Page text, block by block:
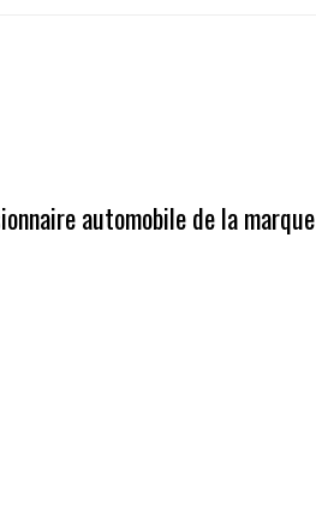
automobile de la marque